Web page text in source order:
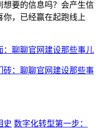
想要的信息吗？会产生信
，已经赢在起跑线上
：聊聊官网建设那些事儿
砖：聊聊官网建设那些事
史 数字化转型第一步：